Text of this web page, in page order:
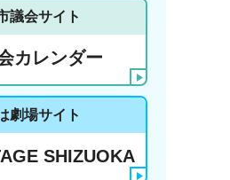
議会サイト
カレンダー
劇場サイト
SHIZUOKA